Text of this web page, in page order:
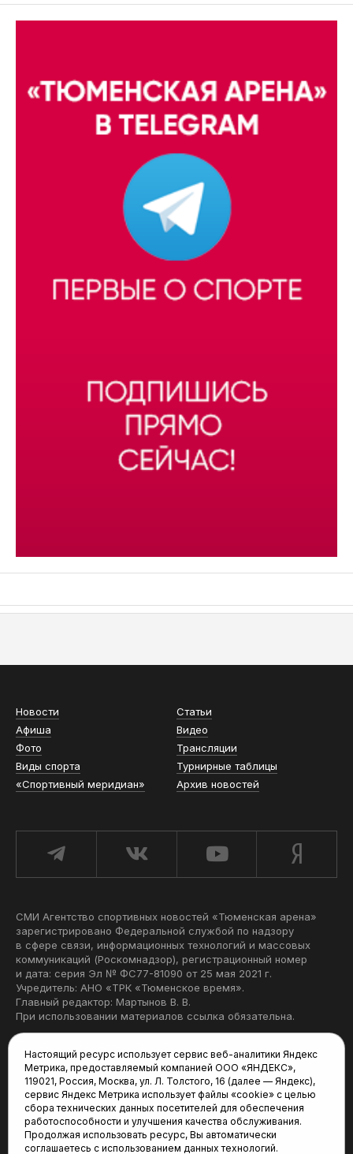
Новости
Статьи
Афиша
Видео
Фото
Трансляции
Виды спорта
Турнирные таблицы
«Спортивный меридиан»
Архив новостей
СМИ Агентство спортивных новостей «Тюменская арена»
зарегистрировано Федеральной службой по надзору
в сфере связи, информационных технологий и массовых
коммуникаций (Роскомнадзор), регистрационный номер
и дата: серия Эл № ФС77-81090 от 25 мая 2021 г.
Учредитель: АНО «ТРК «Тюменское время».
Главный редактор: Мартынов В. В.
При использовании материалов ссылка обязательна.
Редакция:
625035, Тюмень, пр. Геологоразведчиков, 28А
(3452) 68-22-28
tum-arena@mail.ru
Настоящий ресурс использует сервис веб-аналитики Яндекс
Метрика, предоставляемый компанией ООО «ЯНДЕКС»,
119021, Россия, Москва, ул. Л. Толстого, 16 (далее — Яндекс),
сервис Яндекс Метрика использует файлы «cookie» с целью
сбора технических данных посетителей для обеспечения
работоспособности и улучшения качества обслуживания.
Продолжая использовать ресурс, Вы автоматически
соглашаетесь с использованием данных технологий.